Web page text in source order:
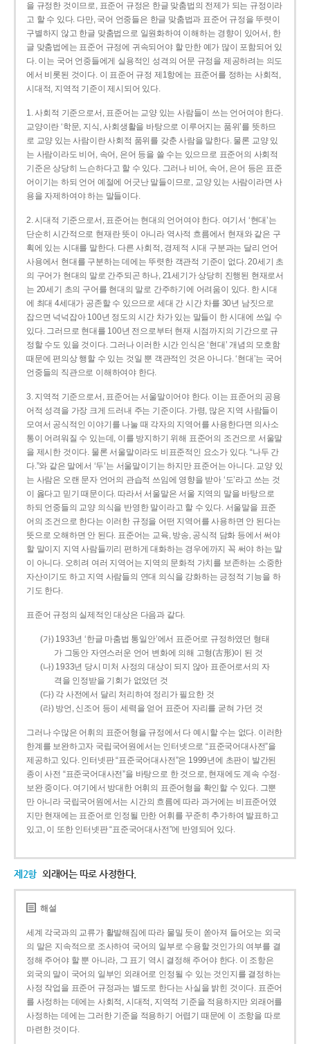
을 규정한 것이므로, 표준어 규정은 한글 맞춤법의 전제가 되는 규정이라
고 할 수 있다. 다만, 국어 언중들은 한글 맞춤법과 표준어 규정을 뚜렷이
구별하지 않고 한글 맞춤법으로 일원화하여 이해하는 경향이 있어서, 한
글 맞춤법에는 표준어 규정에 귀속되어야 할 만한 예가 많이 포함되어 있
다. 이는 국어 언중들에게 실용적인 성격의 어문 규정을 제공하려는 의도
에서 비롯된 것이다. 이 표준어 규정 제1항에는 표준어를 정하는 사회적,
시대적, 지역적 기준이 제시되어 있다.
1. 사회적 기준으로서, 표준어는 교양 있는 사람들이 쓰는 언어여야 한다.
교양이란 ‘학문, 지식, 사회생활을 바탕으로 이루어지는 품위’를 뜻하므
로 교양 있는 사람이란 사회적 품위를 갖춘 사람을 말한다. 물론 교양 있
는 사람이라도 비어, 속어, 은어 등을 쓸 수는 있으므로 표준어의 사회적
기준은 상당히 느슨하다고 할 수 있다. 그러나 비어, 속어, 은어 등은 표준
어이기는 하되 언어 예절에 어긋난 말들이므로, 교양 있는 사람이라면 사
용을 자제하여야 하는 말들이다.
2. 시대적 기준으로서, 표준어는 현대의 언어여야 한다. 여기서 ‘현대’는
단순히 시간적으로 현재란 뜻이 아니라 역사적 흐름에서 현재와 같은 구
획에 있는 시대를 말한다. 다른 사회적, 경제적 시대 구분과는 달리 언어
사용에서 현대를 구분하는 데에는 뚜렷한 객관적 기준이 없다. 20세기 초
의 구어가 현대의 말로 간주되곤 하나, 21세기가 상당히 진행된 현재로서
는 20세기 초의 구어를 현대의 말로 간주하기에 어려움이 있다. 한 시대
에 최대 4세대가 공존할 수 있으므로 세대 간 시간 차를 30년 남짓으로
잡으면 넉넉잡아 100년 정도의 시간 차가 있는 말들이 한 시대에 쓰일 수
있다. 그러므로 현대를 100년 전으로부터 현재 시점까지의 기간으로 규
정할 수도 있을 것이다. 그러나 이러한 시간 인식은 ‘현대’ 개념의 모호함
때문에 편의상 행할 수 있는 것일 뿐 객관적인 것은 아니다. ‘현대’는 국어
언중들의 직관으로 이해하여야 한다.
3. 지역적 기준으로서, 표준어는 서울말이어야 한다. 이는 표준어의 공용
어적 성격을 가장 크게 드러내 주는 기준이다. 가령, 많은 지역 사람들이
모여서 공식적인 이야기를 나눌 때 각자의 지역어를 사용한다면 의사소
통이 어려워질 수 있는데, 이를 방지하기 위해 표준어의 조건으로 서울말
을 제시한 것이다. 물론 서울말이라도 비표준적인 요소가 있다. “나두 간
다.”와 같은 말에서 ‘두’는 서울말이기는 하지만 표준어는 아니다. 교양 있
는 사람은 오랜 문자 언어의 관습적 쓰임에 영향을 받아 ‘도’라고 쓰는 것
이 옳다고 믿기 때문이다. 따라서 서울말은 서울 지역의 말을 바탕으로
하되 언중들의 교양 의식을 반영한 말이라고 할 수 있다. 서울말을 표준
어의 조건으로 한다는 이러한 규정을 어떤 지역어를 사용하면 안 된다는
뜻으로 오해하면 안 된다. 표준어는 교육, 방송, 공식적 담화 등에서 써야
할 말이지 지역 사람들끼리 편하게 대화하는 경우에까지 꼭 써야 하는 말
이 아니다. 오히려 여러 지역어는 지역의 문화적 가치를 보존하는 소중한
자산이기도 하고 지역 사람들의 연대 의식을 강화하는 긍정적 기능을 하
기도 한다.
표준어 규정의 실제적인 대상은 다음과 같다.
(가) 1933년 ‘한글 마춤법 통일안’에서 표준어로 규정하였던 형태
가 그동안 자연스러운 언어 변화에 의해 고형(古形)이 된 것
(나) 1933년 당시 미처 사정의 대상이 되지 않아 표준어로서의 자
격을 인정받을 기회가 없었던 것
(다) 각 사전에서 달리 처리하여 정리가 필요한 것
(라) 방언, 신조어 등이 세력을 얻어 표준어 자리를 굳혀 가던 것
그러나 수많은 어휘의 표준어형을 규정에서 다 예시할 수는 없다. 이러한
한계를 보완하고자 국립국어원에서는 인터넷으로 “표준국어대사전”을
제공하고 있다. 인터넷판 “표준국어대사전”은 1999년에 초판이 발간된
종이 사전 “표준국어대사전”을 바탕으로 한 것으로, 현재에도 계속 수정·
보완 중이다. 여기에서 방대한 어휘의 표준어형을 확인할 수 있다. 그뿐
만 아니라 국립국어원에서는 시간의 흐름에 따라 과거에는 비표준어였
지만 현재에는 표준어로 인정될 만한 어휘를 꾸준히 추가하여 발표하고
있고, 이 또한 인터넷판 “표준국어대사전”에 반영되어 있다.
제2항 외래어는 따로 사정한다.
해설
세계 각국과의 교류가 활발해짐에 따라 물밀 듯이 쏟아져 들어오는 외국
의 말은 지속적으로 조사하여 국어의 일부로 수용할 것인가의 여부를 결
정해 주어야 할 뿐 아니라, 그 표기 역시 결정해 주어야 한다. 이 조항은
외국의 말이 국어의 일부인 외래어로 인정될 수 있는 것인지를 결정하는
사정 작업을 표준어 규정과는 별도로 한다는 사실을 밝힌 것이다. 표준어
를 사정하는 데에는 사회적, 시대적, 지역적 기준을 적용하지만 외래어를
사정하는 데에는 그러한 기준을 적용하기 어렵기 때문에 이 조항을 따로
마련한 것이다.